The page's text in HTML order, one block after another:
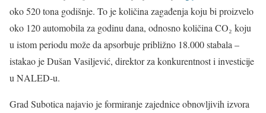
oko 520 tona godišnje. To je količina zagađenja koju bi proizvelo
oko 120 automobila za godinu dana, odnosno količina CO₂ koju
u istom periodu može da apsorbuje približno 18.000 stabala –
istakao je Dušan Vasiljević, direktor za konkurentnost i investicije
u NALED-u.
Grad Subotica najavio je formiranje zajednice obnovljivih izvora